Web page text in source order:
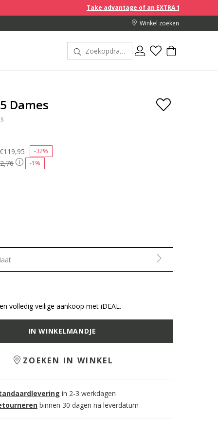
Take advantage of an EXTRA 10% off discount prices
Winkel zoeken
Dames
-1%
Price reduced from
€119,95 -32%
volledig veilige aankoop met iDEAL.
IN WINKELMANDJE
ZOEKEN IN WINKEL
in 2-3 werkdagen
binnen 30 dagen na leverdatum